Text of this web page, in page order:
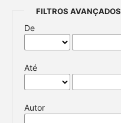
FILTROS AVANÇADOS
De
Até
Autor